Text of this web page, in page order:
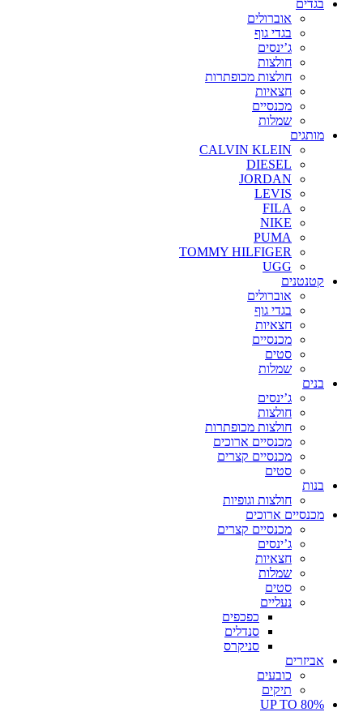
בגדים
אוברולים
בגדי גוף
ג’ינסים
חולצות
חולצות מכופתרות
חצאיות
מכנסיים
שמלות
מותגים
CALVIN KLEIN
DIESEL
JORDAN
LEVIS
FILA
NIKE
PUMA
TOMMY HILFIGER
UGG
קטנטנים
אוברולים
בגדי גוף
חצאיות
מכנסיים
סטים
שמלות
בנים
ג’ינסים
חולצות
חולצות מכופתרות
מכנסיים ארוכים
מכנסיים קצרים
סטים
בנות
חולצות וגופיות
מכנסיים ארוכים
מכנסיים קצרים
ג’ינסים
חצאיות
שמלות
סטים
נעליים
כפכפים
סנדלים
סניקרס
אביזרים
כובעים
תיקים
UP TO 80%